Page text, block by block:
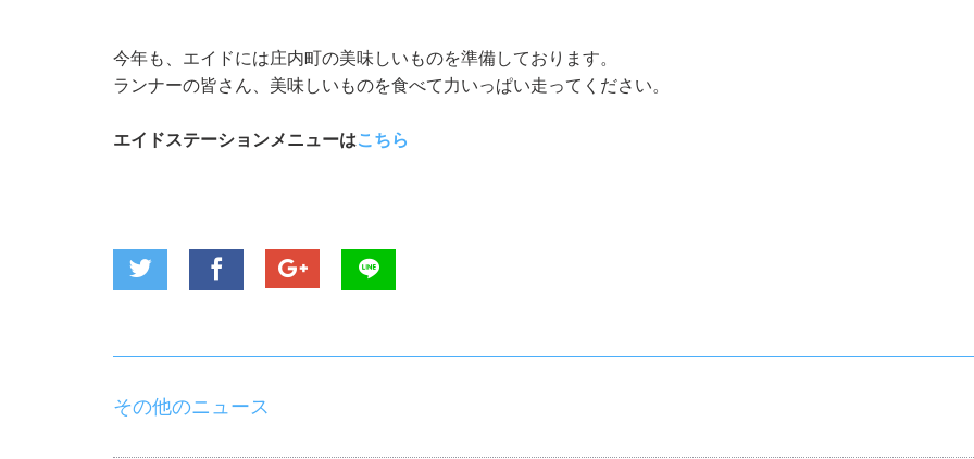
今年も、エイドには庄内町の美味しいものを準備しております。
ランナーの皆さん、美味しいものを食べて力いっぱい走ってください。
エイドステーションメニューはこちら
その他のニュース